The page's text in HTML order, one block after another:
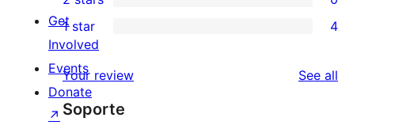
star
reviews
3-
star
reviews
2-
reviews
star
reviews
1 star 4
Your review See all
Soporte
Get
Involved
Events
Donate
↗